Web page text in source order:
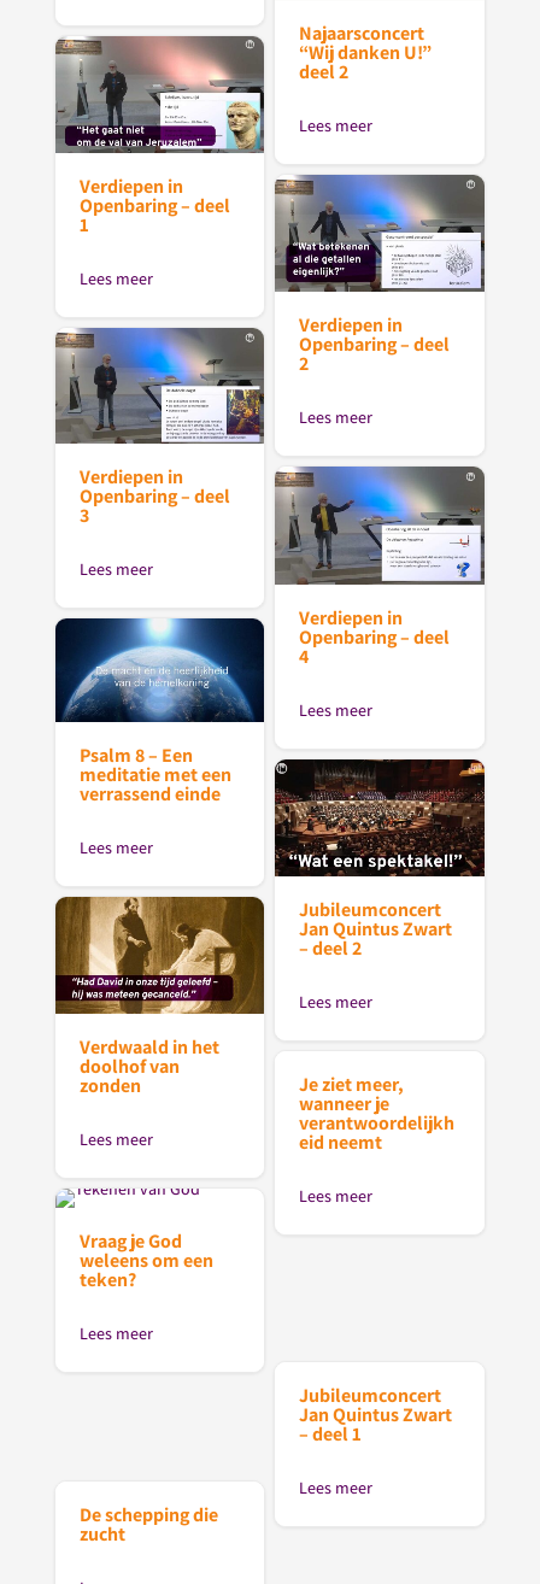
Najaarsconcert
“Wij danken U!”
deel 2
Lees meer
Verdiepen in
Openbaring – deel
1
Lees meer
Verdiepen in
Openbaring – deel
2
Lees meer
Verdiepen in
Openbaring – deel
3
Lees meer
Verdiepen in
Openbaring – deel
4
Lees meer
Psalm 8 – Een
meditatie met een
verrassend einde
Lees meer
Jubileumconcert
Jan Quintus Zwart
– deel 2
Lees meer
Verdwaald in het
doolhof van
zonden
Lees meer
Je ziet meer,
wanneer je
verantwoordelijkh
eid neemt
Lees meer
Vraag je God
weleens om een
teken?
Lees meer
Jubileumconcert
Jan Quintus Zwart
– deel 1
Lees meer
De schepping die
zucht